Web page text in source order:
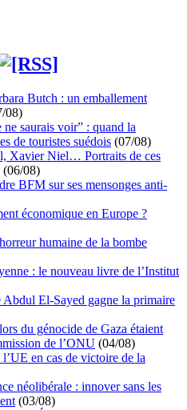
Butch : un emballement
08)
ne saurais voir” : quand la
de touristes suédois (07/08)
Xavier Niel… Portraits de ces
(06/08)
BFM sur ses mensonges anti-
économique en Europe ?
humaine de la bombe
: le nouveau livre de l’Institut
El-Sayed gagne la primaire
du génocide de Gaza étaient
de l’ONU (04/08)
en cas de victoire de la
néolibérale : innover sans les
(03/08)